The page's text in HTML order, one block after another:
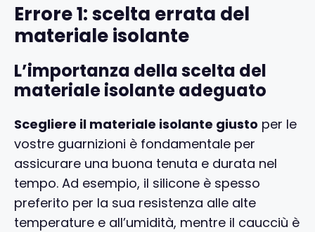
Errore 1: scelta errata del
materiale isolante
L’importanza della scelta del
materiale isolante adeguato
Scegliere il materiale isolante giusto per le
vostre guarnizioni è fondamentale per
assicurare una buona tenuta e durata nel
tempo. Ad esempio, il silicone è spesso
preferito per la sua resistenza alle alte
temperature e all’umidità, mentre il caucciù è